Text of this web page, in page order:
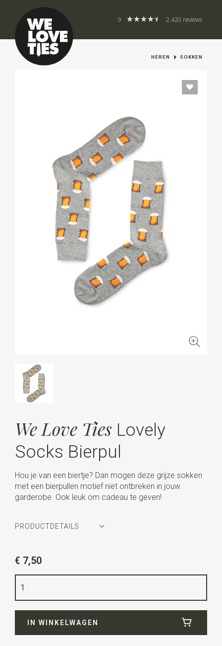
9 2.420 reviews
HEREN SOKKEN
We Love Ties Lovely
Socks Bierpul
Hou je van een biertje? Dan mogen deze grijze sokken
met een bierpullen motief niet ontbreken in jouw
garderobe. Ook leuk om cadeau te geven!
PRODUCTDETAILS
Kleur
Maat
€ 7,50
IN WINKELWAGEN